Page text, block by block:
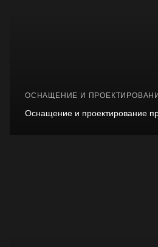
ОСНАЩЕНИЕ И
Оснащение и проектирование